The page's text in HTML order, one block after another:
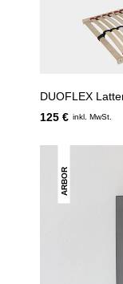
DUOFLEX
125 € inkl. MwSt.
ARBOR